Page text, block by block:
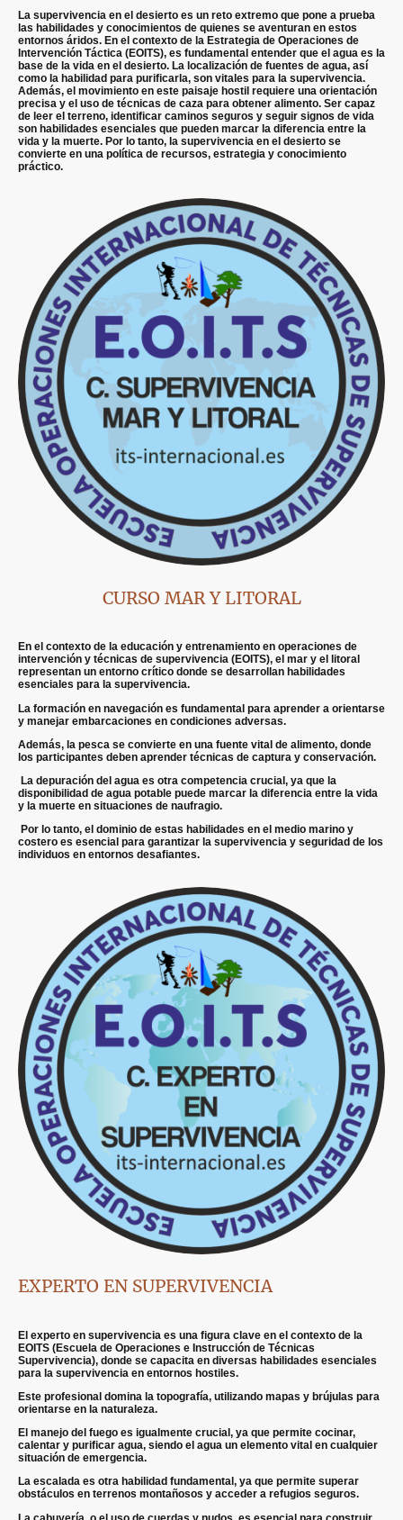
La supervivencia en el desierto es un reto extremo que pone a prueba
las habilidades y conocimientos de quienes se aventuran en estos
entornos áridos. En el contexto de la Estrategia de Operaciones de
Intervención Táctica (EOITS), es fundamental entender que el agua es la
base de la vida en el desierto. La localización de fuentes de agua, así
como la habilidad para purificarla, son vitales para la supervivencia.
Además, el movimiento en este paisaje hostil requiere una orientación
precisa y el uso de técnicas de caza para obtener alimento. Ser capaz
de leer el terreno, identificar caminos seguros y seguir signos de vida
son habilidades esenciales que pueden marcar la diferencia entre la
vida y la muerte. Por lo tanto, la supervivencia en el desierto se
convierte en una política de recursos, estrategia y conocimiento
práctico.
CURSO MAR Y LITORAL
En el contexto de la educación y entrenamiento en operaciones de
intervención y técnicas de supervivencia (EOITS), el mar y el litoral
representan un entorno crítico donde se desarrollan habilidades
esenciales para la supervivencia.
La formación en navegación es fundamental para aprender a orientarse
y manejar embarcaciones en condiciones adversas.
Además, la pesca se convierte en una fuente vital de alimento, donde
los participantes deben aprender técnicas de captura y conservación.
La depuración del agua es otra competencia crucial, ya que la
disponibilidad de agua potable puede marcar la diferencia entre la vida
y la muerte en situaciones de naufragio.
Por lo tanto, el dominio de estas habilidades en el medio marino y
costero es esencial para garantizar la supervivencia y seguridad de los
individuos en entornos desafiantes.
EXPERTO EN SUPERVIVENCIA
El experto en supervivencia es una figura clave en el contexto de la
EOITS (Escuela de Operaciones e Instrucción de Técnicas
Supervivencia), donde se capacita en diversas habilidades esenciales
para la supervivencia en entornos hostiles.
Este profesional domina la topografía, utilizando mapas y brújulas para
orientarse en la naturaleza.
El manejo del fuego es igualmente crucial, ya que permite cocinar,
calentar y purificar agua, siendo el agua un elemento vital en cualquier
situación de emergencia.
La escalada es otra habilidad fundamental, ya que permite superar
obstáculos en terrenos montañosos y acceder a refugios seguros.